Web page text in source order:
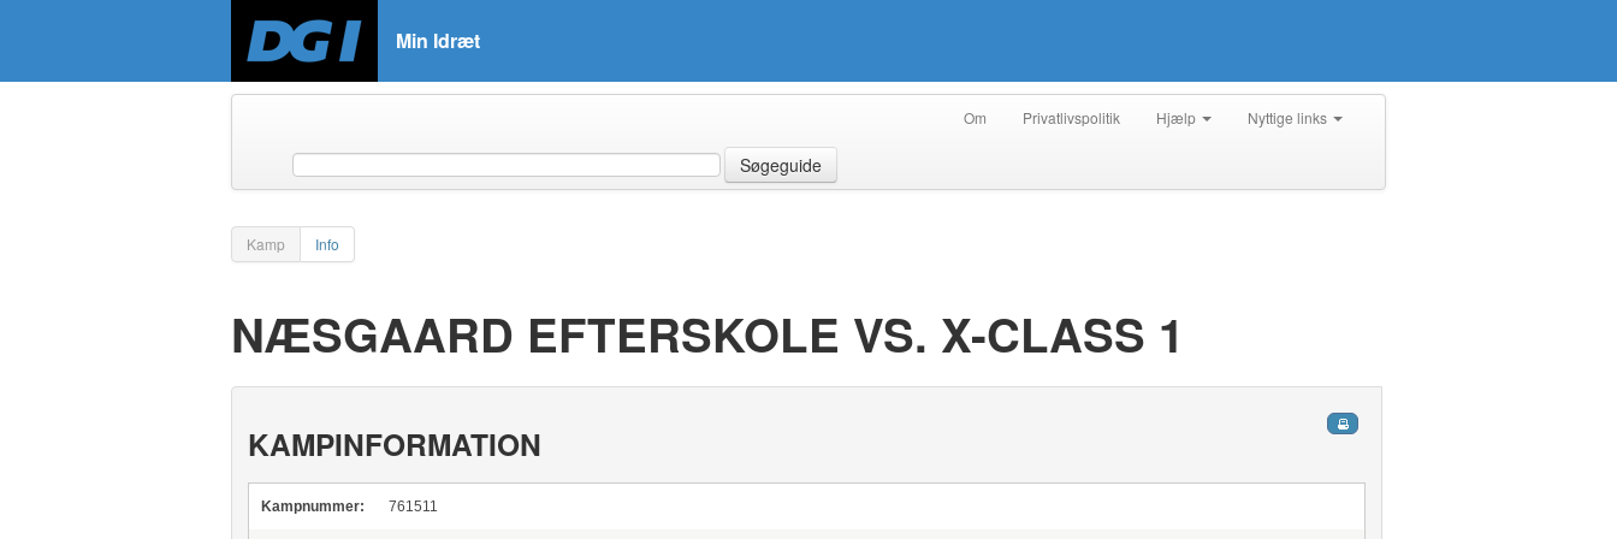
Min Idræt
Om Privatlivspolitik Hjælp Nyttige links
Søgeguide
Kamp Info
NÆSGAARD EFTERSKOLE VS. X-CLASS 1
KAMPINFORMATION
Kampnummer: 761511